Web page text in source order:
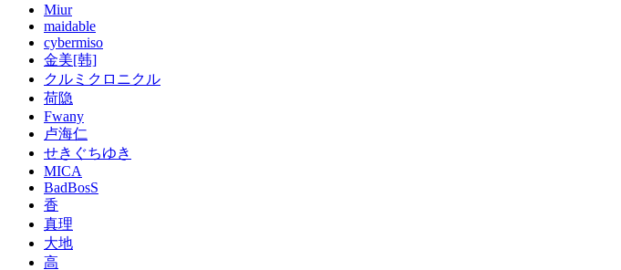
Miur
maidable
cybermiso
金美[韩]
クルミクロニクル
荷隐
Fwany
卢海仁
せきぐちゆき
MICA
BadBosS
香
真理
大地
高